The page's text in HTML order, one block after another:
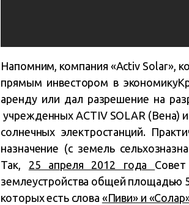
Напомним, компания «Activ Solar»,
прямым инвестором в
аренду или дал разрешение на
учрежденных ACTIV SOLAR (Вена)
солнечных электростанций.
назначение (с земель
Так, 25 апреля 2012 года
землеустройства общей площадью
которых есть слова «Пиви» и